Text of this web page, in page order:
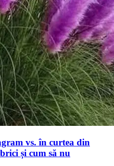
vs. în curtea din
și cum să nu